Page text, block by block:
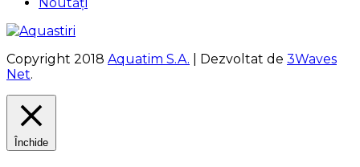
Copyright 2018 Aquatim S.A. | Dezvoltat de 3Waves
Net.
Închide